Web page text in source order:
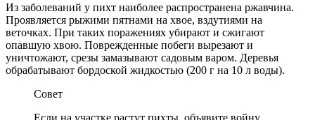
Из заболеваний у пихт наиболее распространена ржавчина.
Проявляется рыжими пятнами на хвое, вздутиями на
веточках. При таких поражениях убирают и сжигают
опавшую хвою. Поврежденные побеги вырезают и
уничтожают, срезы замазывают садовым варом. Деревья
обрабатывают бордоской жидкостью (200 г на 10 л воды).
Совет
Если на участке растут пихты, объявите войну